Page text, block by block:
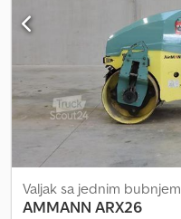
Valjak sa jednim bubnjem
AMMANN ARX26